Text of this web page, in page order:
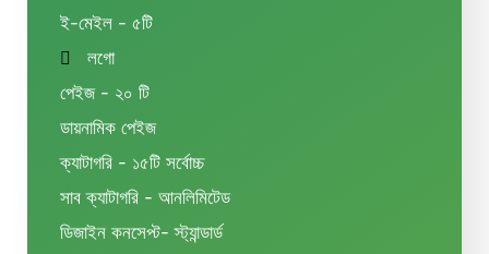
ই-মেইল - ৫টি
লগো
পেইজ - ২০ টি
ডায়নামিক পেইজ
ক্যাটাগরি - ১৫টি সর্বোচ্চ
সাব ক্যাটাগরি - আনলিমিটেড
ডিজাইন কনসেপ্ট- স্ট্যান্ডার্ড